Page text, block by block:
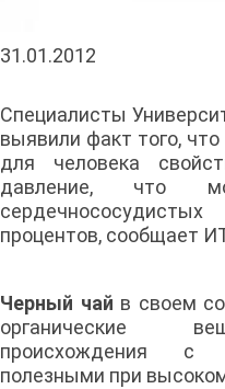
31.01.2012
Специалисты
выявили факт того, что
для человека
давление, что
процентов, сообщает
Черный чай в своем
органические
происхождения с
полезными при